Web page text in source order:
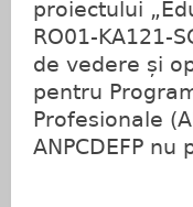
proiectului
RO01-KA121-
de vedere și
pentru
Profesionale
ANPCDEFP